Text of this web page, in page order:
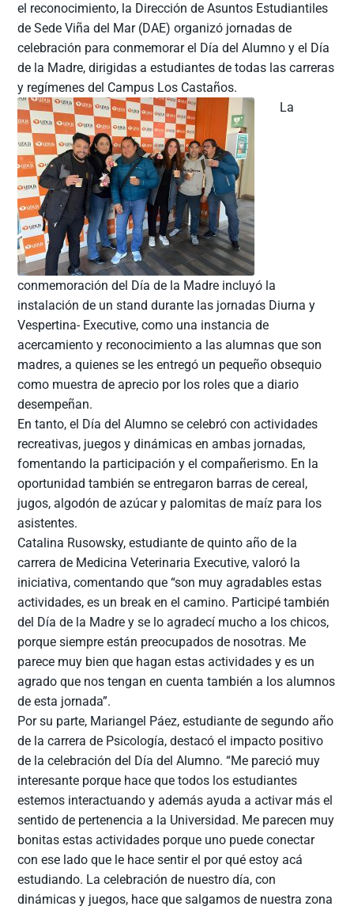
el reconocimiento, la Dirección de Asuntos Estudiantiles
de Sede Viña del Mar (DAE) organizó jornadas de
celebración para conmemorar el Día del Alumno y el Día
de la Madre, dirigidas a estudiantes de todas las carreras
y regímenes del Campus Los Castaños.
La
conmemoración del Día de la Madre incluyó la
instalación de un stand durante las jornadas Diurna y
Vespertina- Executive, como una instancia de
acercamiento y reconocimiento a las alumnas que son
madres, a quienes se les entregó un pequeño obsequio
como muestra de aprecio por los roles que a diario
desempeñan.
En tanto, el Día del Alumno se celebró con actividades
recreativas, juegos y dinámicas en ambas jornadas,
fomentando la participación y el compañerismo. En la
oportunidad también se entregaron barras de cereal,
jugos, algodón de azúcar y palomitas de maíz para los
asistentes.
Catalina Rusowsky, estudiante de quinto año de la
carrera de Medicina Veterinaria Executive, valoró la
iniciativa, comentando que “son muy agradables estas
actividades, es un break en el camino. Participé también
del Día de la Madre y se lo agradecí mucho a los chicos,
porque siempre están preocupados de nosotras. Me
parece muy bien que hagan estas actividades y es un
agrado que nos tengan en cuenta también a los alumnos
de esta jornada”.
Por su parte, Mariangel Páez, estudiante de segundo año
de la carrera de Psicología, destacó el impacto positivo
de la celebración del Día del Alumno. “Me pareció muy
interesante porque hace que todos los estudiantes
estemos interactuando y además ayuda a activar más el
sentido de pertenencia a la Universidad. Me parecen muy
bonitas estas actividades porque uno puede conectar
con ese lado que le hace sentir el por qué estoy acá
estudiando. La celebración de nuestro día, con
dinámicas y juegos, hace que salgamos de nuestra zona